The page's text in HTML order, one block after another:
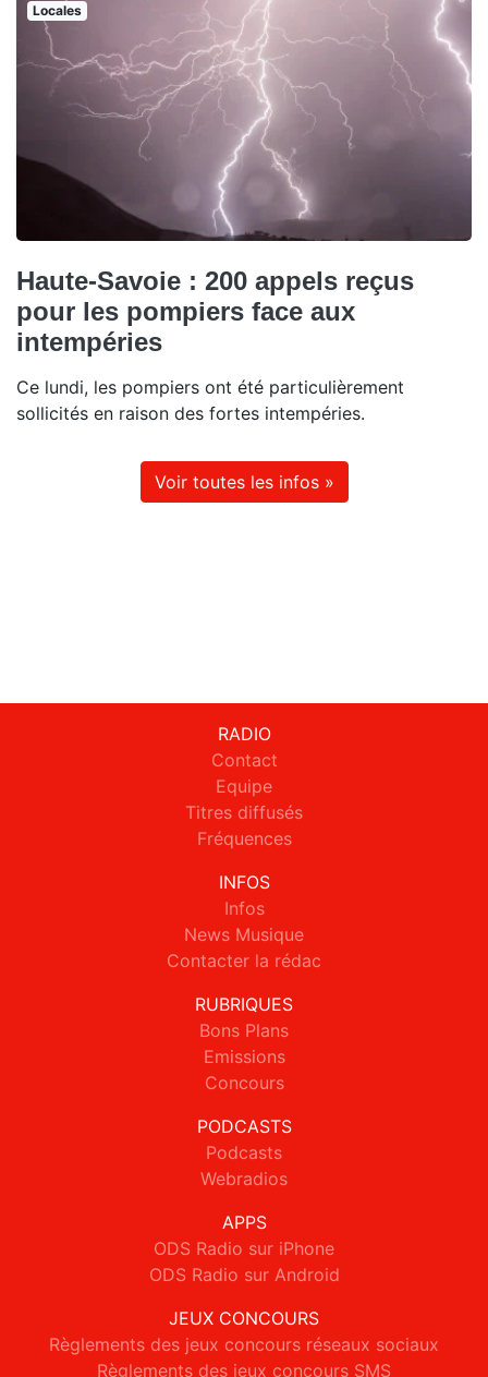
Locales
Haute-Savoie : 200 appels reçus
pour les pompiers face aux
intempéries
Ce lundi, les pompiers ont été particulièrement
sollicités en raison des fortes intempéries.
Voir toutes les infos »
RADIO
Contact
Equipe
Titres diffusés
Fréquences
INFOS
Infos
News Musique
Contacter la rédac
RUBRIQUES
Bons Plans
Emissions
Concours
PODCASTS
Podcasts
Webradios
APPS
ODS Radio sur iPhone
ODS Radio sur Android
JEUX CONCOURS
Règlements des jeux concours réseaux sociaux
Règlements des jeux concours SMS